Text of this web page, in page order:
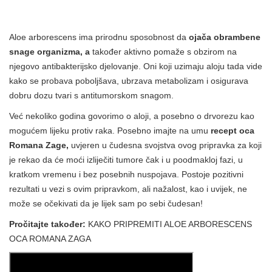
Aloe arborescens ima prirodnu sposobnost da ojača obrambene
snage organizma, a također aktivno pomaže s obzirom na
njegovo antibakterijsko djelovanje. Oni koji uzimaju aloju tada vide
kako se probava poboljšava, ubrzava metabolizam i osigurava
dobru dozu tvari s antitumorskom snagom.
Već nekoliko godina govorimo o aloji, a posebno o drvorezu kao
mogućem lijeku protiv raka. Posebno imajte na umu recept oca
Romana Zage, uvjeren u čudesna svojstva ovog pripravka za koji
je rekao da će moći izliječiti tumore čak i u poodmakloj fazi, u
kratkom vremenu i bez posebnih nuspojava. Postoje pozitivni
rezultati u vezi s ovim pripravkom, ali nažalost, kao i uvijek, ne
može se očekivati ​​da je lijek sam po sebi čudesan!
Pročitajte također: KAKO PRIPREMITI ALOE ARBORESCENS
OCA ROMANA ZAGA